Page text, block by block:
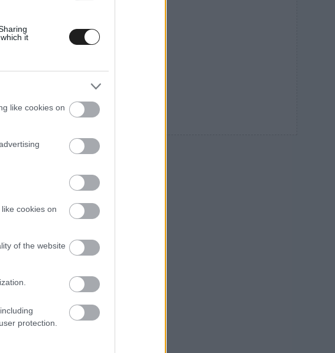
it
like cookies on
cookies on
of the website
protection.
07-